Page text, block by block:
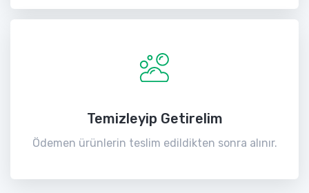
Temizleyip Getirelim
Ödemen ürünlerin teslim edildikten sonra alınır.